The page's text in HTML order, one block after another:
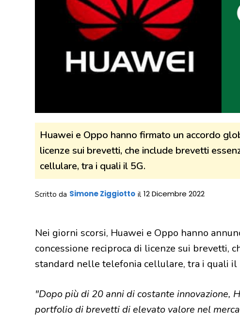
Huawei e Oppo hanno firmato un accordo
licenze sui brevetti, che include brevetti
cellulare, tra i quali il 5G.
Scritto da Simone Ziggiotto il 12 Dicembre 2022
Nei giorni scorsi, Huawei e Oppo hanno
concessione reciproca di licenze sui brevetti,
standard nelle telefonia cellulare, tra i quali il
"Dopo più di 20 anni di costante innovazione,
portfolio di brevetti di elevato valore nel